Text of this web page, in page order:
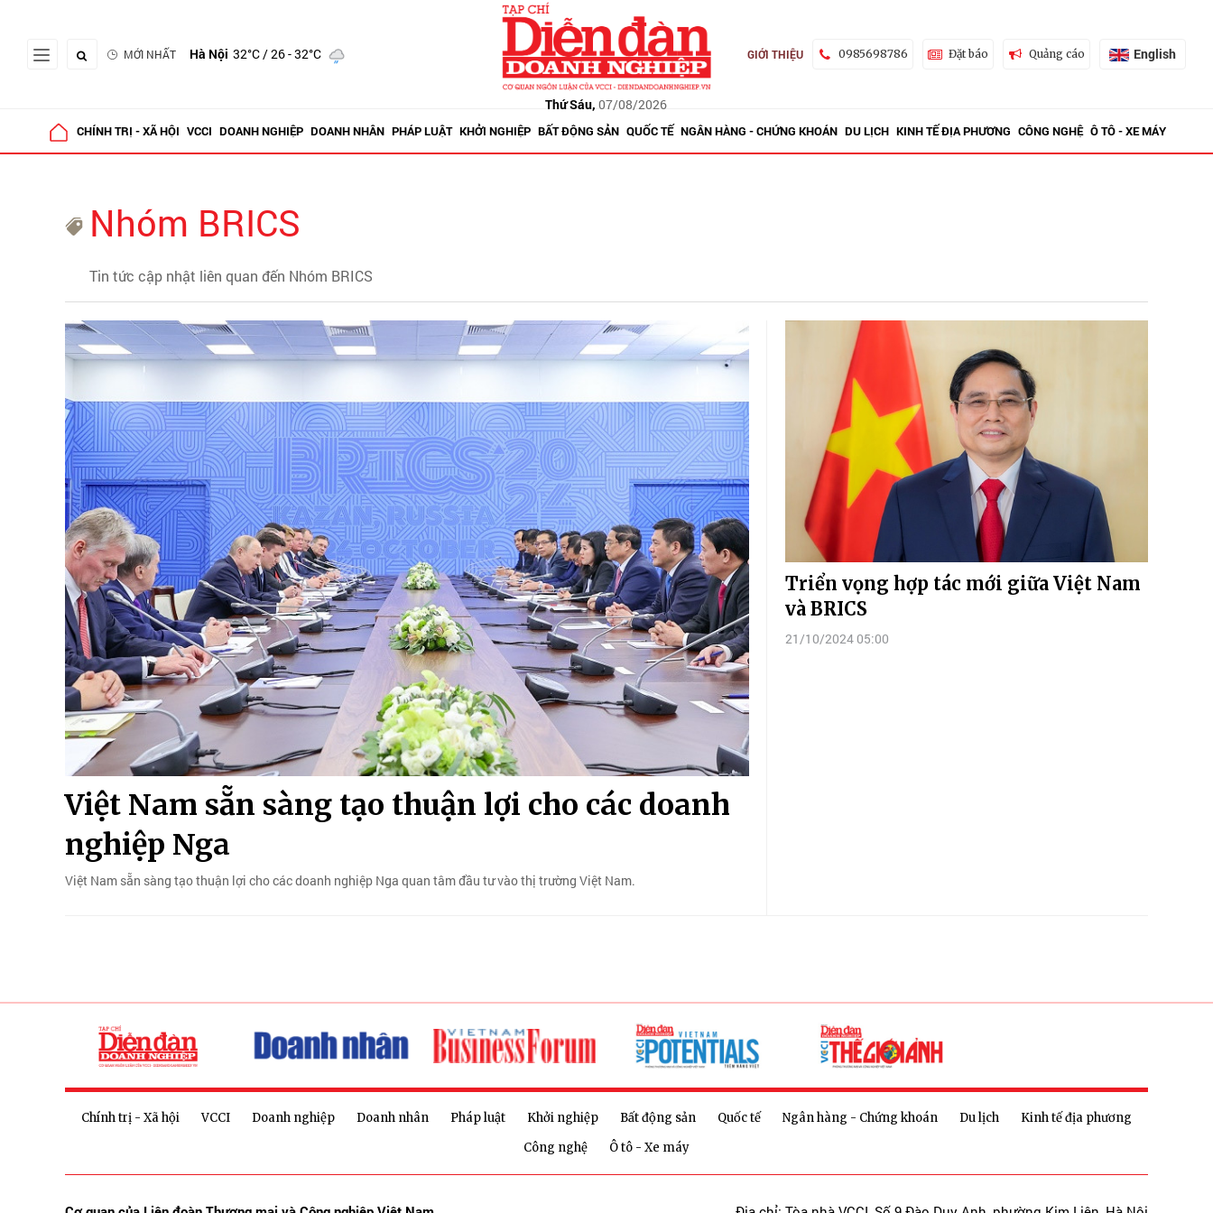
MỚI NHẤT Hà Nội 32°C/ 26 - 32°C
Thứ Sáu, 07/08/2026
GIỚI THIỆU 0985698786 Đặt báo Quảng cáo English
CHÍNH TRỊ - XÃ HỘI VCCI DOANH NGHIỆP DOANH NHÂN PHÁP LUẬT KHỞI NGHIỆP BẤT ĐỘNG SẢN QUỐC TẾ NGÂN HÀNG - CHỨNG KHOÁN DU LỊCH KINH TẾ ĐỊA PHƯƠNG CÔNG NGHỆ Ô TÔ - XE MÁY
Nhóm BRICS
Tin tức cập nhật liên quan đến Nhóm BRICS
Việt Nam sẵn sàng tạo thuận lợi cho các doanh
nghiệp Nga
Việt Nam sẵn sàng tạo thuận lợi cho các doanh nghiệp Nga quan tâm đầu tư vào thị trường Việt Nam.
Triển vọng hợp tác mới giữa Việt Nam
và BRICS
21/10/2024 05:00
Chính trị - Xã hội VCCI Doanh nghiệp Doanh nhân Pháp luật Khởi nghiệp Bất động sản Quốc tế Ngân hàng - Chứng khoán Du lịch
Kinh tế địa phương
Công nghệ
Ô tô - Xe máy